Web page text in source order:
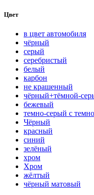
Цвет
в цвет автомобиля
чёрный
серый
серебристый
белый
карбон
нe кpaшeнный
чёрный+тёмной-
бежевый
темно-серый с
Чёрный
красный
синий
зелёный
хром
Хром
жёлтый
чёрный матовый